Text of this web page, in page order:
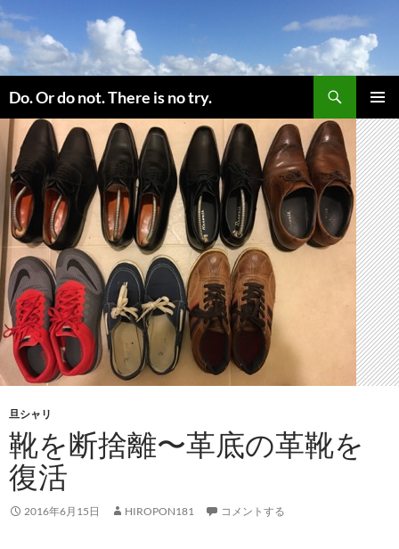
コ
ン
テ
ン
ツ
へ
ス
キ
ッ
プ
Do. Or do not. There is no try.
索
メインメ
ニュー
旦シャリ
靴を断捨離〜革底の革靴を
復活
2016年6月15日 HIROPON181 コメントする